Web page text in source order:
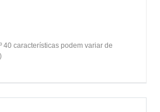
40 características podem variar de